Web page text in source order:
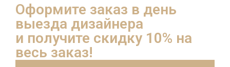
Оформите заказ в день
выезда дизайнера
и получите скидку 10% на
весь заказ!